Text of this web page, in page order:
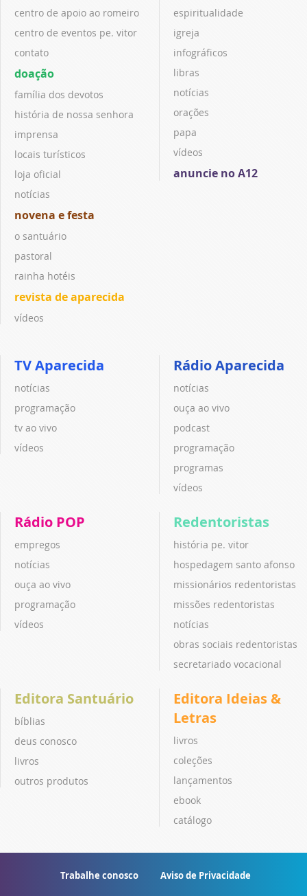
centro de apoio ao romeiro
centro de eventos pe. vitor
contato
doação
família dos devotos
história de nossa senhora
imprensa
locais turísticos
loja oficial
notícias
novena e festa
o santuário
pastoral
rainha hotéis
revista de aparecida
vídeos
espiritualidade
igreja
infográficos
libras
notícias
orações
papa
vídeos
anuncie no A12
TV Aparecida
notícias
programação
tv ao vivo
vídeos
Rádio Aparecida
notícias
ouça ao vivo
podcast
programação
programas
vídeos
Rádio POP
empregos
notícias
ouça ao vivo
programação
vídeos
Redentoristas
história pe. vitor
hospedagem santo afonso
missionários redentoristas
missões redentoristas
notícias
obras sociais redentoristas
secretariado vocacional
Editora Santuário
bíblias
deus conosco
livros
outros produtos
Editora Ideias &
Letras
livros
coleções
lançamentos
ebook
catálogo
Trabalhe conosco Aviso de Privacidade